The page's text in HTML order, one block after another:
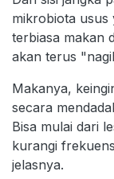
mikrobiota
terbiasa makan
akan terus
Makanya,
secara
Bisa mulai dari
kurangi
jelasnya.